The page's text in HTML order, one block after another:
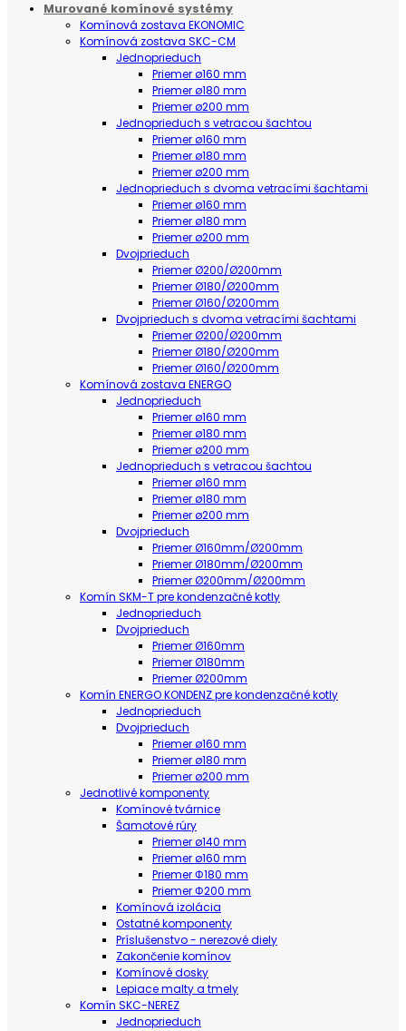
Murované komínové systémy
Komínová zostava EKONOMIC
Komínová zostava SKC-CM
Jednoprieduch
Priemer ø160 mm
Priemer ø180 mm
Priemer ø200 mm
Jednoprieduch s vetracou šachtou
Priemer ø160 mm
Priemer ø180 mm
Priemer ø200 mm
Jednoprieduch s dvoma vetracími šachtami
Priemer ø160 mm
Priemer ø180 mm
Priemer ø200 mm
Dvojprieduch
Priemer Ø200/Ø200mm
Priemer Ø180/Ø200mm
Priemer Ø160/Ø200mm
Dvojprieduch s dvoma vetracími šachtami
Priemer Ø200/Ø200mm
Priemer Ø180/Ø200mm
Priemer Ø160/Ø200mm
Komínová zostava ENERGO
Jednoprieduch
Priemer ø160 mm
Priemer ø180 mm
Priemer ø200 mm
Jednoprieduch s vetracou šachtou
Priemer ø160 mm
Priemer ø180 mm
Priemer ø200 mm
Dvojprieduch
Priemer Ø160mm/Ø200mm
Priemer Ø180mm/Ø200mm
Priemer Ø200mm/Ø200mm
Komín SKM-T pre kondenzačné kotly
Jednoprieduch
Dvojprieduch
Priemer Ø160mm
Priemer Ø180mm
Priemer Ø200mm
Komín ENERGO KONDENZ pre kondenzačné kotly
Jednoprieduch
Dvojprieduch
Priemer ø160 mm
Priemer ø180 mm
Priemer ø200 mm
Jednotlivé komponenty
Komínové tvárnice
Šamotové rúry
Priemer ø140 mm
Priemer ø160 mm
Priemer Φ180 mm
Priemer Φ200 mm
Komínová izolácia
Ostatné komponenty
Príslušenstvo - nerezové diely
Zakončenie komínov
Komínové dosky
Lepiace malty a tmely
Komín SKC-NEREZ
Jednoprieduch